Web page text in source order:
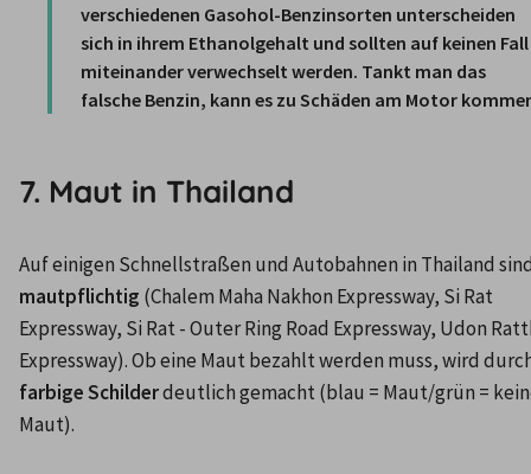
verschiedenen Gasohol-Benzinsorten unterscheiden
sich in ihrem Ethanolgehalt und sollten auf keinen Fall
miteinander verwechselt werden. Tankt man das
falsche Benzin, kann es zu Schäden am Motor
7. Maut in Thailand
mautpflichtig (Chalem Maha Nakhon Expressway, Si Rat
Expressway, Si Rat - Outer Ring Road Expressway, Udon
farbige Schilder deutlich gemacht (blau = Maut/grün =
Maut).